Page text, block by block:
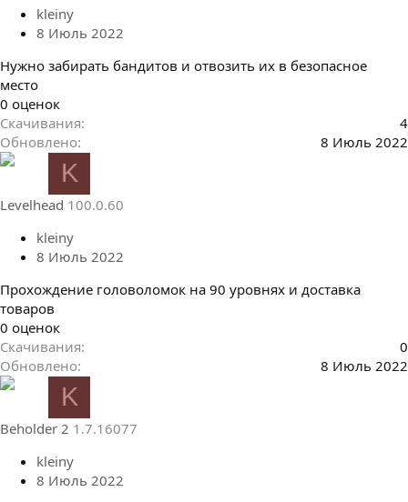
kleiny
8 Июль 2022
Нужно забирать бандитов и отвозить их в безопасное
место
0
.
0
0
в
0 оценок
Скачивания
4
Обновлено
8 Июль 2022
K
Levelhead 100.0.60
kleiny
8 Июль 2022
Прохождение головоломок на 90 уровнях и доставка
товаров
0
.
0
0
в
0 оценок
Скачивания
0
Обновлено
8 Июль 2022
K
Beholder 2 1.7.16077
kleiny
8 Июль 2022